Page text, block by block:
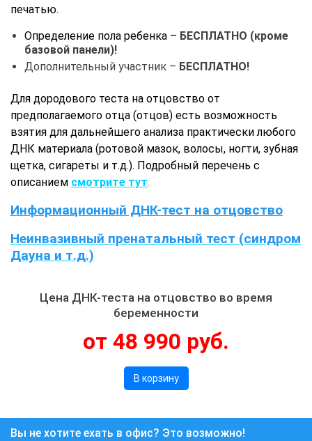
печатью.
Определение пола ребенка – БЕСПЛАТНО (кроме
базовой панели)!
Дополнительный участник – БЕСПЛАТНО!
Для дородового теста на отцовство от
предполагаемого отца (отцов) есть возможность
взятия для дальнейшего анализа практически любого
ДНК материала (ротовой мазок, волосы, ногти, зубная
щетка, сигареты и т.д.). Подробный перечень с
описанием смотрите тут.
Информационный ДНК-тест на отцовство
Неинвазивный пренатальный тест (синдром
Дауна и т.д.)
Цена ДНК-теста на отцовство во время
беременности
от 48 990 руб.
В корзину
Вы не хотите ехать в офис? Это возможно!